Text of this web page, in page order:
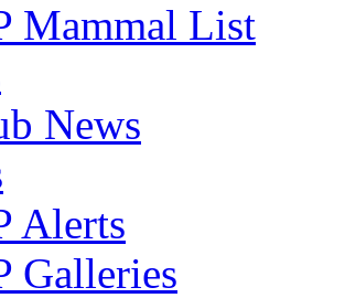
Mammal List
News
Alerts
Galleries